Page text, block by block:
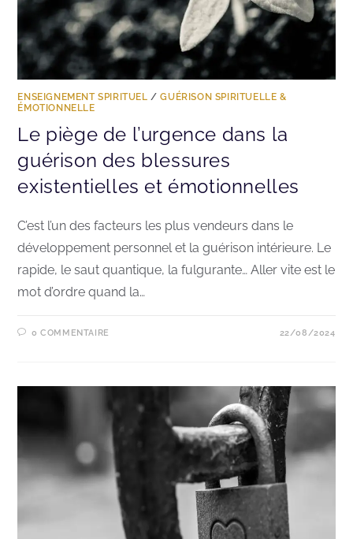
ENSEIGNEMENT SPIRITUEL /GUÉRISON SPIRITUELLE &
ÉMOTIONNELLE
Le piège de l’urgence dans la
guérison des blessures
existentielles et émotionnelles
C’est l’un des facteurs les plus vendeurs dans le
développement personnel et la guérison intérieure. Le
rapide, le saut quantique, la fulgurante… Aller vite est le
mot d’ordre quand la…
0 COMMENTAIRE 22/08/2024